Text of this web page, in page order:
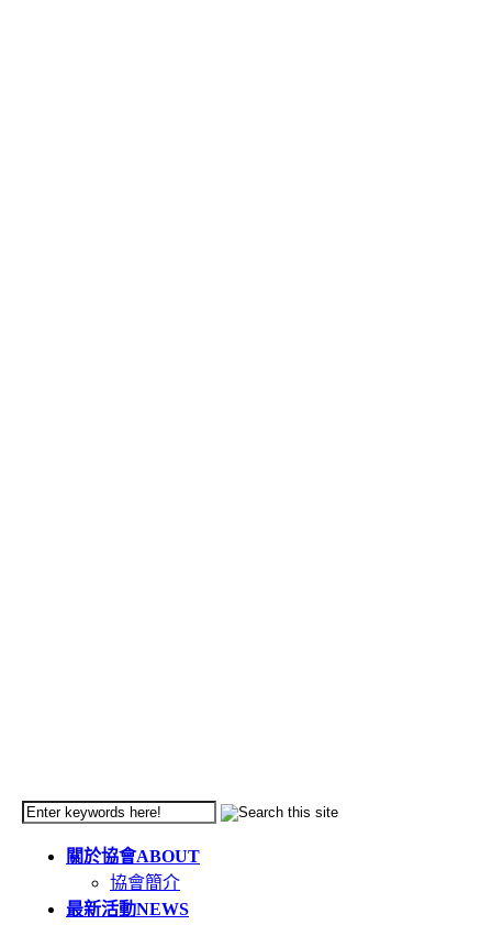
關於協會ABOUT
協會簡介
最新活動NEWS